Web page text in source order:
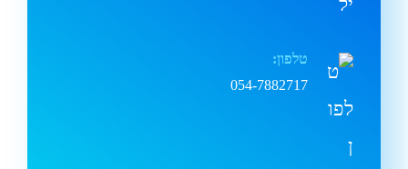
טלפון:
054-7882717